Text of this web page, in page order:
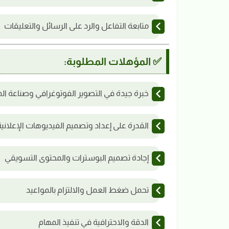
متابعة التفاعل والرد على الرسائل والتعليقات
✅ المؤهلات المطلوبة:
خبرة جيدة في التصوير الفوتوغرافي وصناعة
القدرة على إعداد وتصميم الفيديوهات
إجادة تصميم البوسترات والمحتوى التسويقي
تحمل ضغط العمل والالتزام بالمواعيد
الدقة والاحترافية في تنفيذ المهام